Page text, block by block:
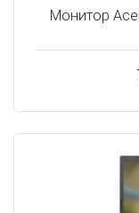
Монитор